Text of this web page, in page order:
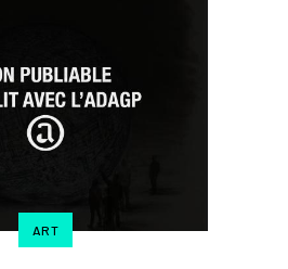
ART